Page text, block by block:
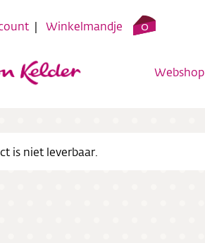
Winkelmandje 0
Webshop
is niet leverbaar.